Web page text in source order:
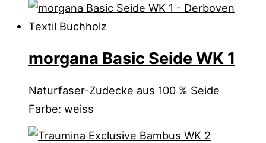
morgana Basic Seide WK 1
Naturfaser-Zudecke aus 100 % Seide
Farbe: weiss